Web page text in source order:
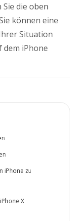
die oben
können eine
Situation
dem iPhone
iPhone zu
X